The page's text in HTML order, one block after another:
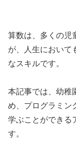
算数は、多くの児
が、人生において
なスキルです。
本記事では、幼稚
め、プログラミン
学ぶことができる
す。